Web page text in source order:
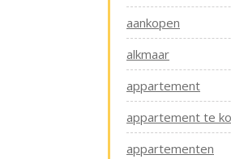
aankopen
alkmaar
appartement
appartement te
appartementen